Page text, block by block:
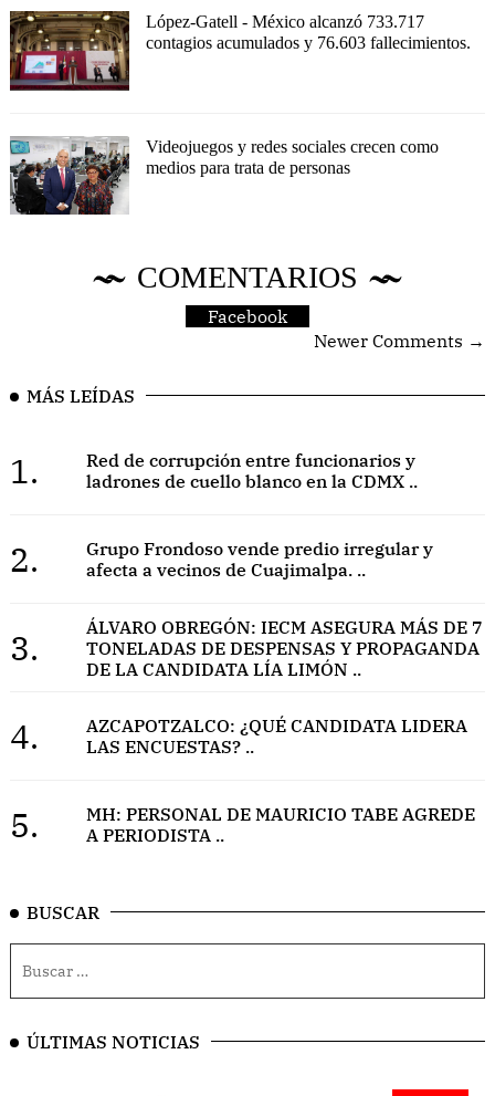
López-Gatell - México alcanzó 733.717
contagios acumulados y 76.603 fallecimientos.
Videojuegos y redes sociales crecen como
medios para trata de personas
COMENTARIOS
Facebook
Newer Comments →
MÁS LEÍDAS
1.
Red de corrupción entre funcionarios y
ladrones de cuello blanco en la CDMX ..
2.
Grupo Frondoso vende predio irregular y
afecta a vecinos de Cuajimalpa. ..
3.
ÁLVARO OBREGÓN: IECM ASEGURA MÁS DE 7
TONELADAS DE DESPENSAS Y PROPAGANDA
DE LA CANDIDATA LÍA LIMÓN ..
4.
AZCAPOTZALCO: ¿QUÉ CANDIDATA LIDERA
LAS ENCUESTAS? ..
5.
MH: PERSONAL DE MAURICIO TABE AGREDE
A PERIODISTA ..
BUSCAR
ÚLTIMAS NOTICIAS